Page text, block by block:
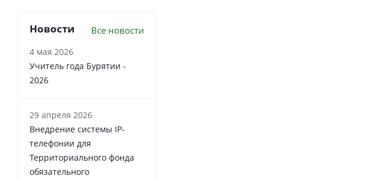
Новости Все новости
4 мая 2026
Учитель года Бурятии -
2026
29 апреля 2026
Внедрение системы IP-
телефонии для
Территориального фонда
обязательного